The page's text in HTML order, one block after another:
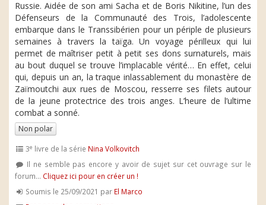
Russie. Aidée de son ami Sacha et de Boris Nikitine, l’un des
Défenseurs de la Communauté des Trois, l’adolescente
embarque dans le Transsibérien pour un périple de plusieurs
semaines à travers la taïga. Un voyage périlleux qui lui
permet de maîtriser petit à petit ses dons surnaturels, mais
au bout duquel se trouve l’implacable vérité… En effet, celui
qui, depuis un an, la traque inlassablement du monastère de
Zaïmoutchi aux rues de Moscou, resserre ses filets autour
de la jeune protectrice des trois anges. L’heure de l’ultime
combat a sonné.
Non polar
3e livre de la série Nina Volkovitch
Il ne semble pas encore y avoir de sujet sur cet ouvrage sur le
forum... Cliquez ici pour en créer un !
Soumis le 25/09/2021 par El Marco